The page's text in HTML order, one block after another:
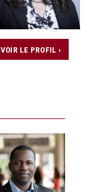
VOIR LE PROFIL ›